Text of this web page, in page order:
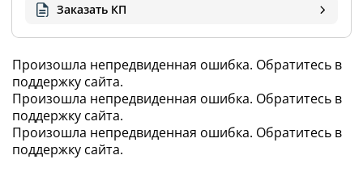
Заказать КП
Произошла непредвиденная ошибка. Обратитесь в
поддержку сайта.
Произошла непредвиденная ошибка. Обратитесь в
поддержку сайта.
Произошла непредвиденная ошибка. Обратитесь в
поддержку сайта.
38 937,07 BYN